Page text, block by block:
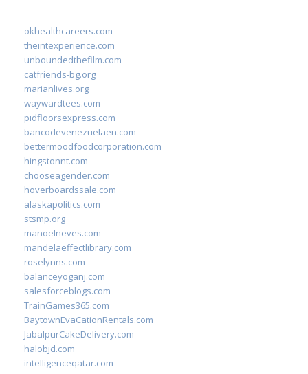
okhealthcareers.com
theintexperience.com
unboundedthefilm.com
catfriends-bg.org
marianlives.org
waywardtees.com
pidfloorsexpress.com
bancodevenezuelaen.com
bettermoodfoodcorporation.com
hingstonnt.com
chooseagender.com
hoverboardssale.com
alaskapolitics.com
stsmp.org
manoelneves.com
mandelaeffectlibrary.com
roselynns.com
balanceyoganj.com
salesforceblogs.com
TrainGames365.com
BaytownEvaCationRentals.com
JabalpurCakeDelivery.com
halobjd.com
intelligenceqatar.com